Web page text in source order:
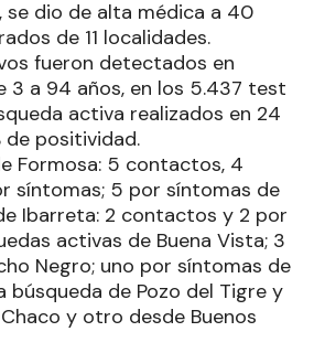
se dio de alta médica a 40
de 11 localidades.
fueron detectados en
3 a 94 años, en los 5.437 test
activa realizados en 24
de positividad.
Formosa: 5 contactos, 4
síntomas; 5 por síntomas de
Ibarreta: 2 contactos y 2 por
activas de Buena Vista; 3
Negro; uno por síntomas de
búsqueda de Pozo del Tigre y
y otro desde Buenos